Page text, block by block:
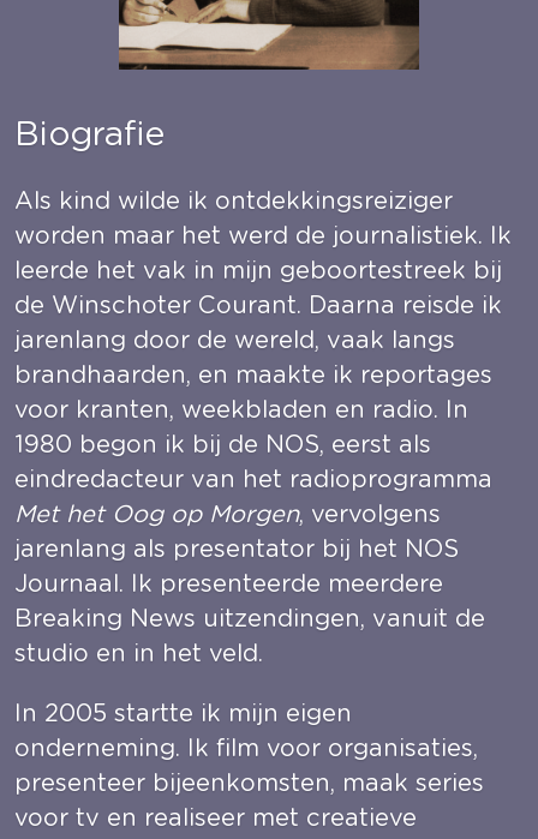
Biografie
Als kind wilde ik ontdekkingsreiziger
worden maar het werd de journalistiek. Ik
leerde het vak in mijn geboortestreek bij
de Winschoter Courant. Daarna reisde ik
jarenlang door de wereld, vaak langs
brandhaarden, en maakte ik reportages
voor kranten, weekbladen en radio. In
1980 begon ik bij de NOS, eerst als
Met het Oog op Morgen, vervolgens
jarenlang als presentator bij het NOS
Journaal. Ik presenteerde meerdere
Breaking News uitzendingen, vanuit de
studio en in het veld.
In 2005 startte ik mijn eigen
onderneming. Ik film voor organisaties,
presenteer bijeenkomsten, maak series
voor tv en realiseer met creatieve